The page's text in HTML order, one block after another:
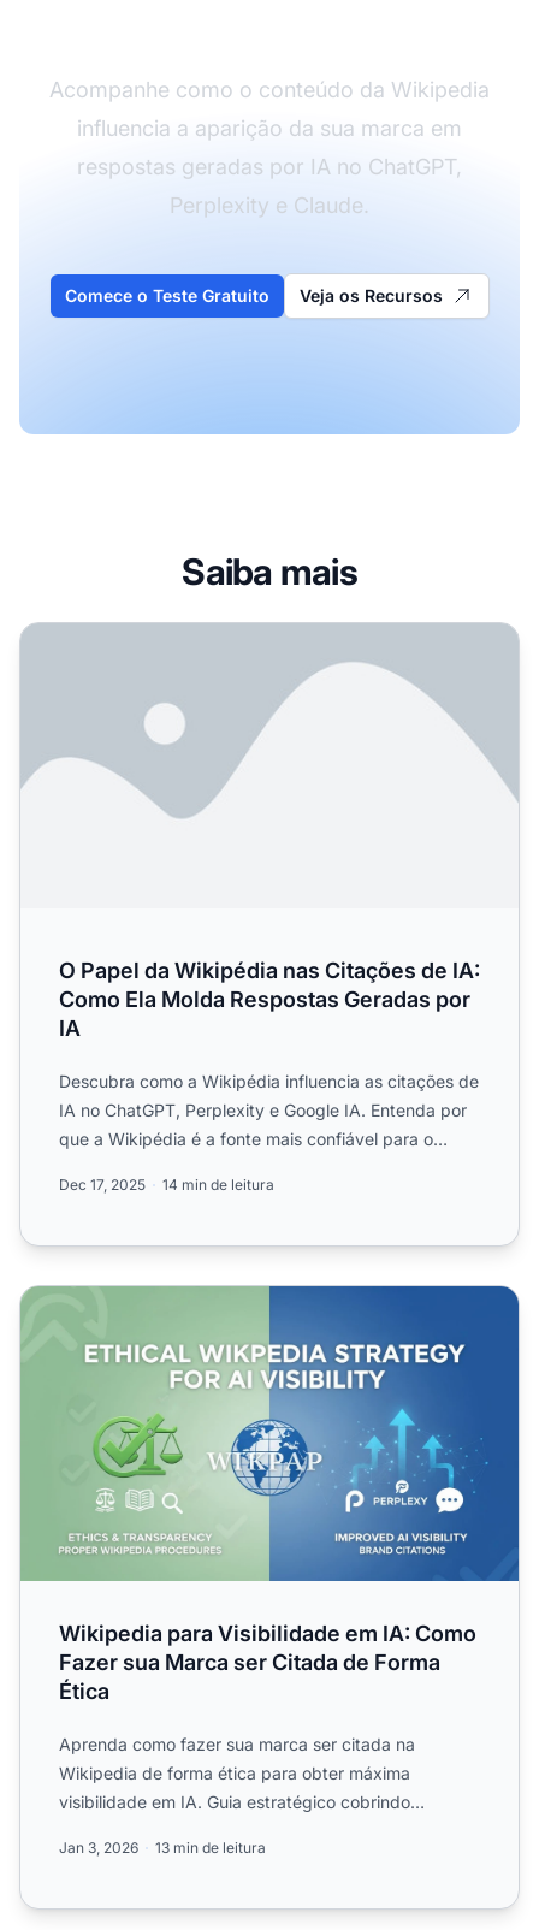
Acompanhe como o conteúdo da Wikipedia
influencia a aparição da sua marca em
respostas geradas por IA no ChatGPT,
Perplexity e Claude.
Comece o Teste Gratuito Veja os Recursos
Saiba mais
O Papel da Wikipédia nas Citações de IA: Como Ela
O Papel da Wikipédia nas Citações de IA:
Como Ela Molda Respostas Geradas por
IA
Descubra como a Wikipédia influencia as citações de
IA no ChatGPT, Perplexity e Google IA. Entenda por
que a Wikipédia é a fonte mais confiável para o
Dec 17, 2025 14 min de leitura
Wikipedia para Visibilidade em IA: Como Fazer sua
Wikipedia para Visibilidade em IA: Como
Fazer sua Marca ser Citada de Forma
Ética
Aprenda como fazer sua marca ser citada na
Wikipedia de forma ética para obter máxima
visibilidade em IA. Guia estratégico cobrindo
Jan 3, 2026 13 min de leitura